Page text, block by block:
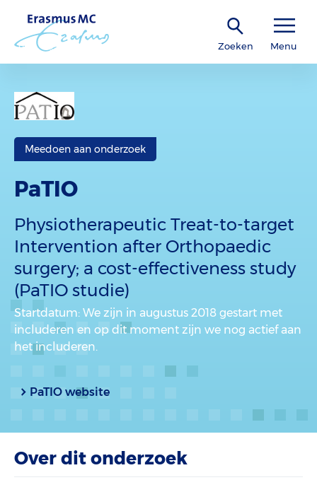
Zoeken Menu
Meedoen aan onderzoek
PaTIO
Physiotherapeutic Treat-to-target
Intervention after Orthopaedic
surgery; a cost-effectiveness study
(PaTIO studie)
Startdatum: We zijn in augustus 2018 gestart met
includeren en op dit moment zijn we nog actief aan
het includeren.
PaTIO website
Over dit onderzoek